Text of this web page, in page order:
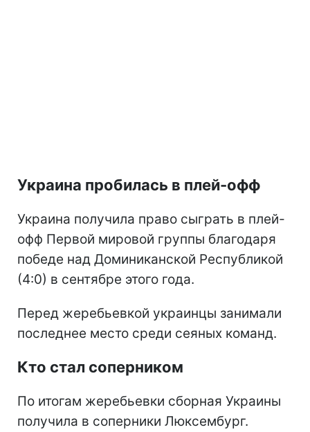
Украина пробилась в плей-офф
Украина получила право сыграть в плей-
офф Первой мировой группы благодаря
победе над Доминиканской Республикой
(4:0) в сентябре этого года.
Перед жеребьевкой украинцы занимали
последнее место среди сеяных команд.
Кто стал соперником
По итогам жеребьевки сборная Украины
получила в соперники Люксембург.